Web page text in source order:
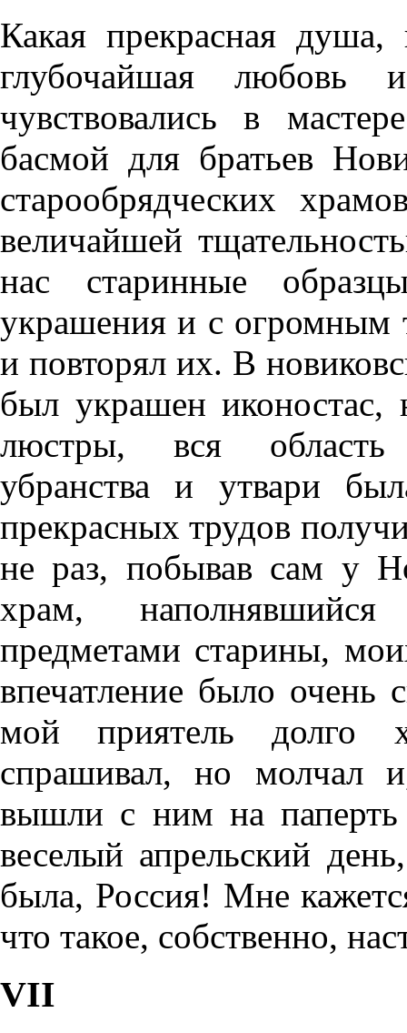
Какая прекрасная душа,
глубочайшая любовь
чувствовались в
басмой для братьев
старообрядческих
величайшей
нас старинные
украшения и с огромным
и повторял их. В
был украшен иконостас,
люстры, вся область
убранства и утвари
прекрасных трудов
не раз, побывав сам у
храм,
предметами старины,
впечатление было
мой приятель долго
спрашивал, но молчал
вышли с ним на
веселый апрельский
была, Россия! Мне
что такое, собственно,
VII